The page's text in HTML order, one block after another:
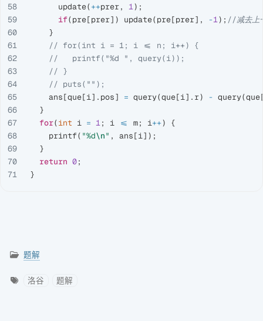
58
59
60
61
62
63
64
65
66
67
68
69
70
update(++prer, 1 );
if(pre[prer]) update(pre[prer], -1 ); //减去上
}
// for(int i = 1; i <= n; i++) {
//   printf("%d ", query(i));
// }
// puts("");
ans[que[i ]. pos] = query(que[i ]. r) - query(que
}
for(int i = 1 ; i <= m; i ++)
{
printf( "%d\n" , ans[i ]);
}
return 0;
}
题解
洛谷 题解